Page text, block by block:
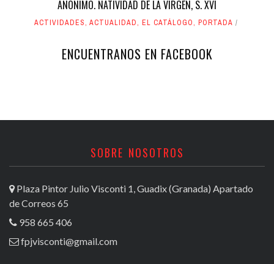
ANÓNIMO. NATIVIDAD DE LA VIRGEN, S. XVI
ACTIVIDADES, ACTUALIDAD, EL CATÁLOGO, PORTADA
ENCUENTRANOS EN FACEBOOK
SOBRE NOSOTROS
Plaza Pintor Julio Visconti 1, Guadix (Granada) Apartado
de Correos 65
958 665 406
fpjvisconti@gmail.com